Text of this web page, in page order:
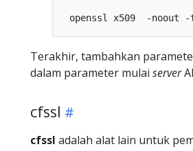
Terakhir, tambahkan
dalam parameter mulai server
cfssl
cfssl adalah alat lain untuk